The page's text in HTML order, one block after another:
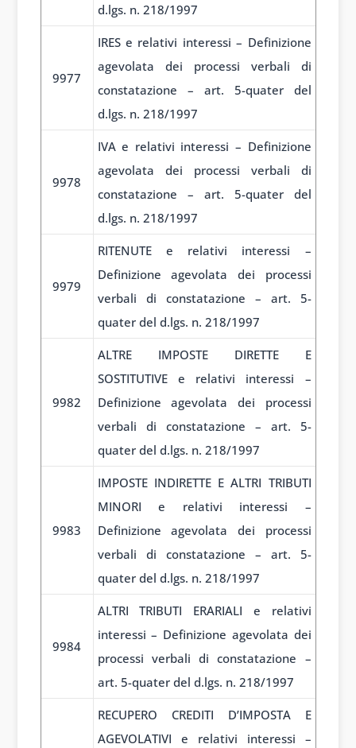
d.lgs. n. 218/1997
9977
IRES e relativi interessi – Definizione
agevolata dei processi verbali di
constatazione – art. 5-quater del
d.lgs. n. 218/1997
9978
IVA e relativi interessi – Definizione
agevolata dei processi verbali di
constatazione – art. 5-quater del
d.lgs. n. 218/1997
9979
RITENUTE e relativi interessi –
Definizione agevolata dei processi
verbali di constatazione – art. 5-
quater del d.lgs. n. 218/1997
9982
ALTRE IMPOSTE DIRETTE E
SOSTITUTIVE e relativi interessi –
Definizione agevolata dei processi
verbali di constatazione – art. 5-
quater del d.lgs. n. 218/1997
9983
IMPOSTE INDIRETTE E ALTRI TRIBUTI
MINORI e relativi interessi –
Definizione agevolata dei processi
verbali di constatazione – art. 5-
quater del d.lgs. n. 218/1997
9984
ALTRI TRIBUTI ERARIALI e relativi
interessi – Definizione agevolata dei
processi verbali di constatazione –
art. 5-quater del d.lgs. n. 218/1997
RECUPERO CREDITI D’IMPOSTA E
AGEVOLATIVI e relativi interessi –